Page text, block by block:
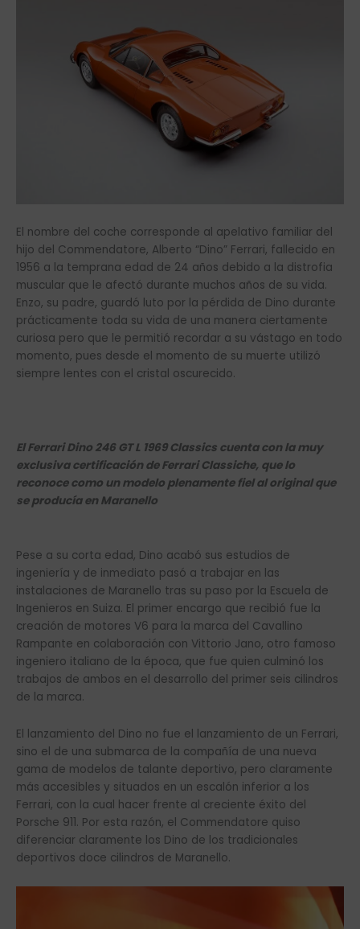
El nombre del coche corresponde al apelativo familiar del
hijo del Commendatore, Alberto “Dino” Ferrari, fallecido en
1956 a la temprana edad de 24 años debido a la distrofia
muscular que le afectó durante muchos años de su vida.
Enzo, su padre, guardó luto por la pérdida de Dino durante
prácticamente toda su vida de una manera ciertamente
curiosa pero que le permitió recordar a su vástago en todo
momento, pues desde el momento de su muerte utilizó
siempre lentes con el cristal oscurecido.
El Ferrari Dino 246 GT L 1969 Classics cuenta con la muy
exclusiva certificación de Ferrari Classiche, que lo
reconoce como un modelo plenamente fiel al original que
se producía en Maranello
Pese a su corta edad, Dino acabó sus estudios de
ingeniería y de inmediato pasó a trabajar en las
instalaciones de Maranello tras su paso por la Escuela de
Ingenieros en Suiza. El primer encargo que recibió fue la
creación de motores V6 para la marca del Cavallino
Rampante en colaboración con Vittorio Jano, otro famoso
ingeniero italiano de la época, que fue quien culminó los
trabajos de ambos en el desarrollo del primer seis cilindros
de la marca.
El lanzamiento del Dino no fue el lanzamiento de un Ferrari,
sino el de una submarca de la compañía de una nueva
gama de modelos de talante deportivo, pero claramente
más accesibles y situados en un escalón inferior a los
Ferrari, con la cual hacer frente al creciente éxito del
Porsche 911. Por esta razón, el Commendatore quiso
diferenciar claramente los Dino de los tradicionales
deportivos doce cilindros de Maranello.